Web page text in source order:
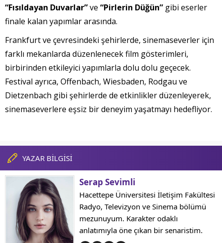
“Fısıldayan Duvarlar”ve “Pirlerin Düğün” gibi eserler
finale kalan yapımlar arasında.
Frankfurt ve çevresindeki şehirlerde, sinemaseverler için
farklı mekanlarda düzenlenecek film gösterimleri,
birbirinden etkileyici yapımlarla dolu dolu geçecek.
Festival ayrıca, Offenbach, Wiesbaden, Rodgau ve
Dietzenbach gibi şehirlerde de etkinlikler düzenleyerek,
sinemaseverlere eşsiz bir deneyim yaşatmayı hedefliyor.
YAZAR BİLGİSİ
Serap Sevimli
Hacettepe Üniversitesi İletişim Fakültesi
Radyo, Televizyon ve Sinema bölümü
mezunuyum. Karakter odaklı
anlatımıyla öne çıkan bir senaristim.